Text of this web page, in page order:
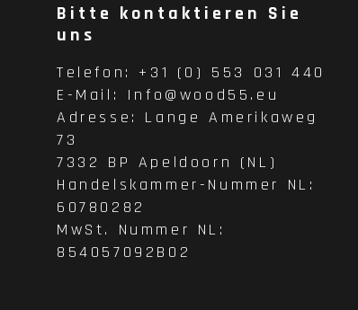
Bitte kontaktieren Sie
uns
Telefon: +31 (0) 553 031 440
E-Mail: Info@wood55.eu
Adresse: Lange Amerikaweg
73
7332 BP Apeldoorn (NL)
Handelskammer-Nummer NL:
60780282
MwSt. Nummer NL:
854057092B02